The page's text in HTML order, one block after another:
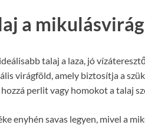
a
talaj a laza, jó
virágföld, amely biztosítja a
perlit vagy homokot a talaj
enyhén savas legyen, mivel a